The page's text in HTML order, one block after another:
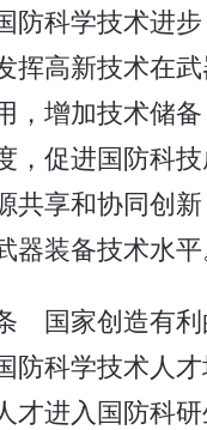
防科学技术进
挥高新技术在
，增加技术储
，促进国防科
共享和协同创
器装备技术水平
国家创造有利
防科学技术人
才进入国防科